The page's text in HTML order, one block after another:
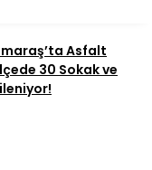
Asfalt
30 Sokak ve